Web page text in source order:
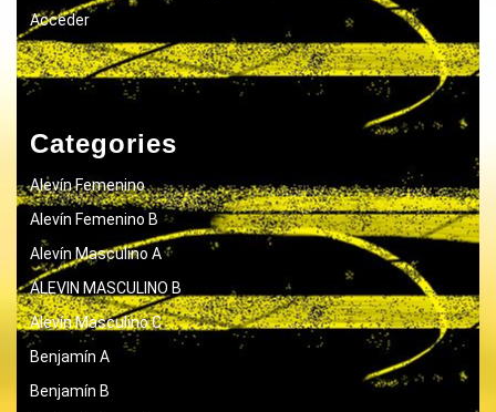
Acceder
Categories
Alevín Femenino
Alevín Femenino B
Alevín Masculino A
ALEVIN MASCULINO B
Alevín Masculino C
Benjamín A
Benjamín B